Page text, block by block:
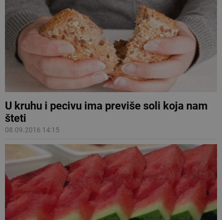
U kruhu i pecivu ima previše soli koja nam
šteti
08.09.2016 14:15